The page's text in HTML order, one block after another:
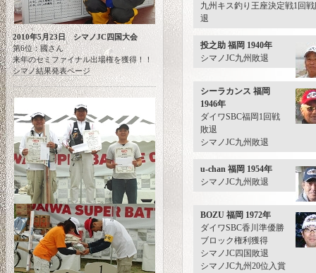
九州キス釣り王座決定戦1回
退
投之助 福岡 1940年
シマノJC九州敗退
シーラカンス 福岡
1946年
ダイワSBC福岡1回戦
敗退
シマノJC九州敗退
u-chan 福岡 1954年
シマノJC九州敗退
BOZU 福岡 1972年
ダイワSBC香川準優勝
ブロック権利獲得
シマノJC四国敗退
シマノJC九州20位入賞
2010年5月23日 シマノJC四国大会
第6位：國さん
来年のセミファイナル出場権を獲得！！
シマノ結果発表ページ